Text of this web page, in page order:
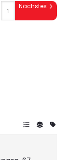
Nächstes